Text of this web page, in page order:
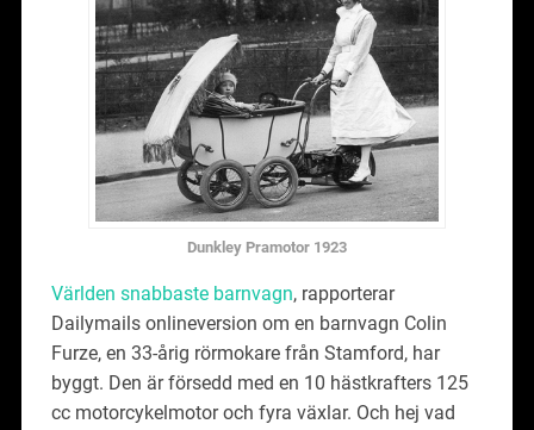
Dunkley Pramotor 1923
Världen snabbaste barnvagn, rapporterar
Dailymails onlineversion om en barnvagn Colin
Furze, en 33-årig rörmokare från Stamford, har
byggt. Den är försedd med en 10 hästkrafters 125
cc motorcykelmotor och fyra växlar. Och hej vad